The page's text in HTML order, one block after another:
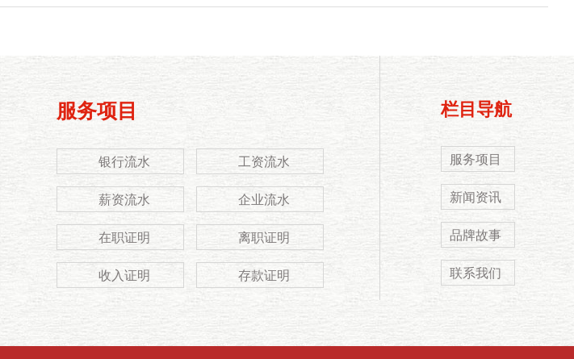
服务项目
银行流水 工资流水
薪资流水 企业流水
在职证明 离职证明
收入证明 存款证明
栏目导航
服务项目
新闻资讯
品牌故事
联系我们